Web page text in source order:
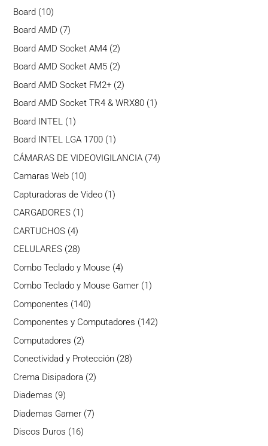
producto
Board 1010
productos
Board AMD 77
productos
Board AMD Socket AM4 22
productos
Board AMD Socket AM5 22
productos
Board AMD Socket FM2+ 22
productos
Board AMD Socket TR4 & WRX80 1 1
Board INTEL 11
producto
Board INTEL LGA 1700 1 1
producto
CÁMARAS DE VIDEOVIGILANCIA 7474
Camaras Web 1010
productos
Capturadoras de Video 11
CARGADORES 1 1
CARTUCHOS 44
productos
CELULARES 2828
productos
Combo Teclado y Mouse 44
productos
Combo Teclado y Mouse Gamer 1 1
Componentes 140140
productos
Componentes y Computadores 142142
Computadores 22
productos
Conectividad y Protección 2828
Crema Disipadora 22
Diademas 99
productos
Diademas Gamer 77
Discos Duros 1616